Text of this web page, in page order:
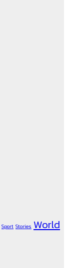
Sport Stories World